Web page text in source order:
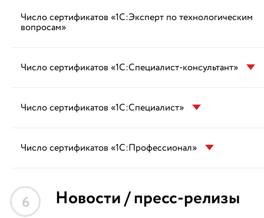
Число сертификатов «1С:Эксперт по технологическим
вопросам»
Число сертификатов «1С:Специалист-консультант»
Число сертификатов «1С:Специалист»
Число сертификатов «1С:Профессионал»
6 Новости / пресс-релизы